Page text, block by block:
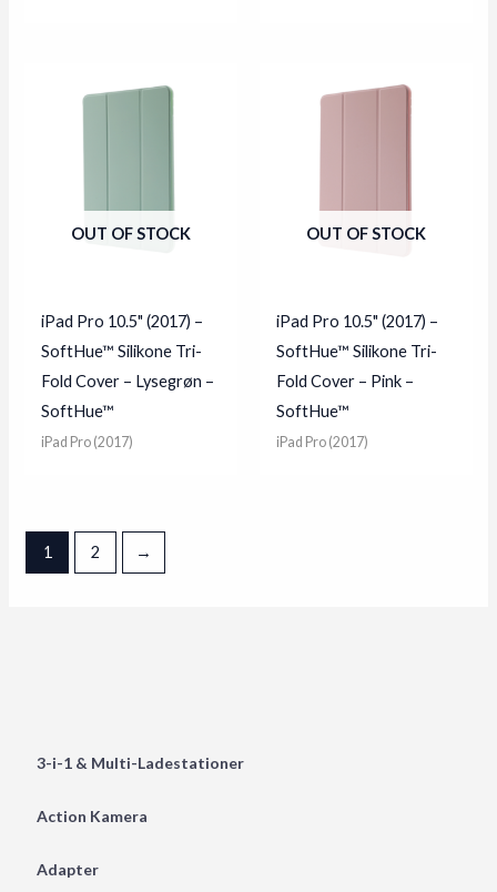
3-i-1 & Multi-Ladestationer
Action Kamera
Adapter
OUT OF STOCK
iPad Pro 10.5" (2017) –
SoftHue™ Silikone Tri-
Fold Cover – Lysegrøn –
SoftHue™
iPad Pro (2017)
OUT OF STOCK
iPad Pro 10.5" (2017) –
SoftHue™ Silikone Tri-
Fold Cover – Pink –
SoftHue™
iPad Pro (2017)
1 2 →